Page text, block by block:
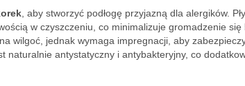
, aby stworzyć podłogę przyjazną dla alergików.
w czyszczeniu, co minimalizuje gromadzenie się
wilgoć, jednak wymaga impregnacji, aby
naturalnie antystatyczny i antybakteryjny, co